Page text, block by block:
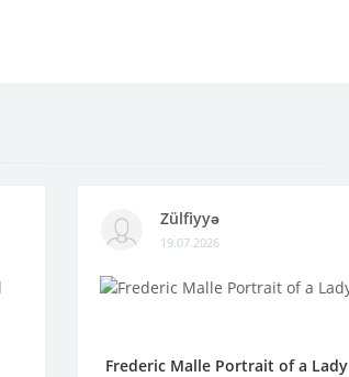
Zülfiyyə
19.07.2026
Frederic Malle Portrait of a Lady